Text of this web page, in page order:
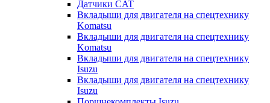
Датчики CAT
Вкладыши для двигателя на спецтехнику
Komatsu
Вкладыши для двигателя на спецтехнику
Komatsu
Вкладыши для двигателя на спецтехнику
Isuzu
Вкладыши для двигателя на спецтехнику
Isuzu